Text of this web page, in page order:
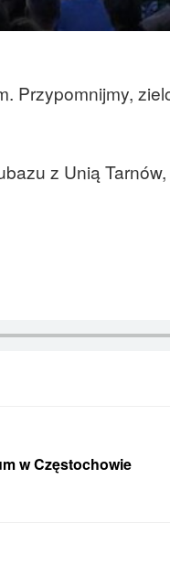
Przypomnijmy,
z Unią
w Częstochowie